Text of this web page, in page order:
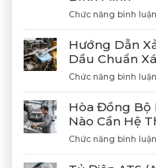
Chức năng bình
Hướng Dẫn
Dầu Chuẩn
Chức năng bình
Hòa Đồng Bộ
Nào Cần Hệ
Chức năng bình